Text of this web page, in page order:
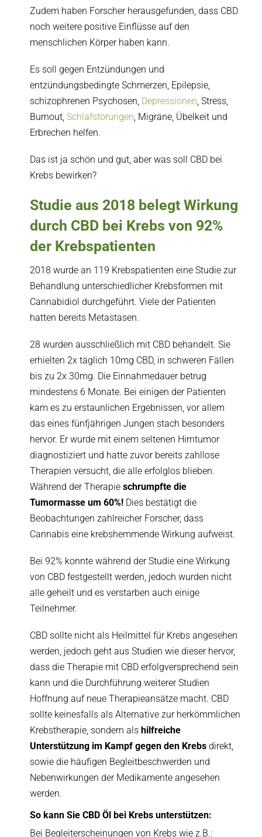
Zudem haben Forscher herausgefunden, dass CBD
noch weitere positive Einflüsse auf den
menschlichen Körper haben kann.
Es soll gegen Entzündungen und
entzündungsbedingte Schmerzen, Epilepsie,
schizophrenen Psychosen, Depressionen, Stress,
Burnout, Schlafstörungen, Migräne, Übelkeit und
Erbrechen helfen.
Das ist ja schön und gut, aber was soll CBD bei
Krebs bewirken?
Studie aus 2018 belegt Wirkung
durch CBD bei Krebs von 92%
der Krebspatienten
2018 wurde an 119 Krebspatienten eine Studie zur
Behandlung unterschiedlicher Krebsformen mit
Cannabidiol durchgeführt. Viele der Patienten
hatten bereits Metastasen.
28 wurden ausschließlich mit CBD behandelt. Sie
erhielten 2x täglich 10mg CBD, in schweren Fällen
bis zu 2x 30mg. Die Einnahmedauer betrug
mindestens 6 Monate. Bei einigen der Patienten
kam es zu erstaunlichen Ergebnissen, vor allem
das eines fünfjährigen Jungen stach besonders
hervor. Er wurde mit einem seltenen Hirntumor
diagnostiziert und hatte zuvor bereits zahllose
Therapien versucht, die alle erfolglos blieben.
Während der Therapie schrumpfte die
Tumormasse um 60%!Dies bestätigt die
Beobachtungen zahlreicher Forscher, dass
Cannabis eine krebshemmende Wirkung aufweist.
Bei 92% konnte während der Studie eine Wirkung
von CBD festgestellt werden, jedoch wurden nicht
alle geheilt und es verstarben auch einige
Teilnehmer.
CBD sollte nicht als Heilmittel für Krebs angesehen
werden, jedoch geht aus Studien wie dieser hervor,
dass die Therapie mit CBD erfolgversprechend sein
kann und die Durchführung weiterer Studien
Hoffnung auf neue Therapieansätze macht. CBD
sollte keinesfalls als Alternative zur herkömmlichen
Krebstherapie, sondern als hilfreiche
Unterstützung im Kampf gegen den Krebsdirekt,
sowie die häufigen Begleitbeschwerden und
Nebenwirkungen der Medikamente angesehen
werden.
So kann Sie CBD Öl bei Krebs unterstützen:
Bei Begleiterscheinungen von Krebs wie z.B.: